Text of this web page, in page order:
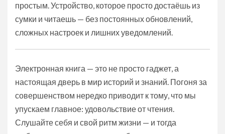
простым. Устройство, которое просто достаёшь из
сумки и читаешь — без постоянных обновлений,
сложных настроек и лишних уведомлений.
Электронная книга — это не просто гаджет, а
настоящая дверь в мир историй и знаний. Погоня за
совершенством нередко приводит к тому, что мы
упускаем главное: удовольствие от чтения.
Слушайте себя и свой ритм жизни — и тогда